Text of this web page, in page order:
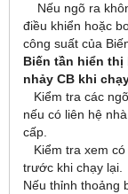
Nếu ngõ ra
điều khiển hoặc
công suất của
Biến tần hiển
nhảy CB khi
Kiểm tra các
nếu có liên hệ
cấp.
Kiểm tra xem có
trước khi chạy lại.
Nếu thỉnh thoảng